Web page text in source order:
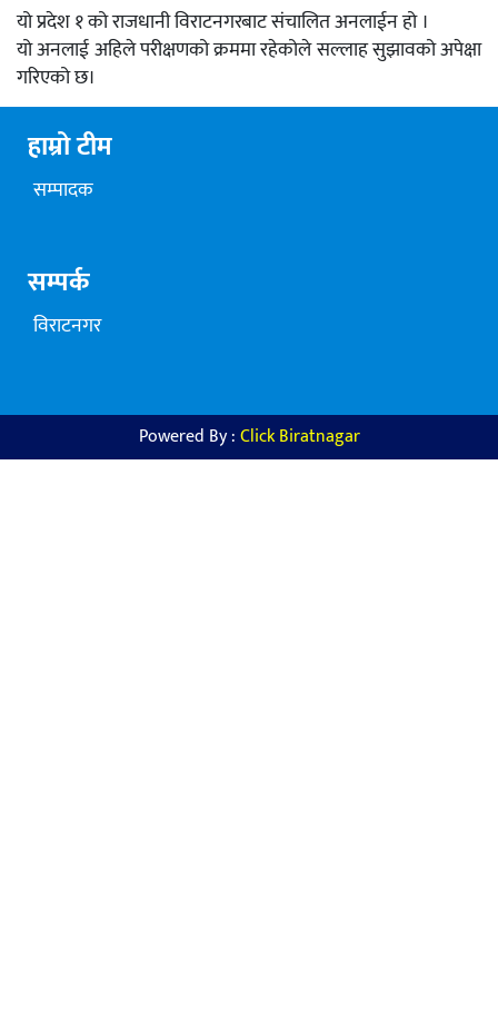
यो प्रदेश १ को राजधानी विराटनगरबाट संचालित अनलाईन हो ।
यो अनलाई अहिले परीक्षणको क्रममा रहेकोले सल्लाह सुझावको अपेक्षा
गरिएको छ।
हाम्रो टीम
सम्पादक
सम्पर्क
विराटनगर
Powered By :Click Biratnagar